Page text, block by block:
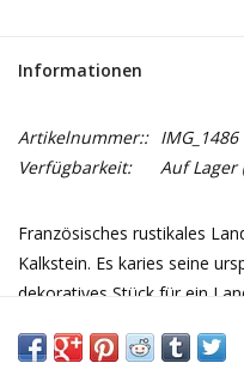
Informationen
Artikelnummer:: IMG_1486
Verfügbarkeit:
Auf Lager
Französisches rustikales
Kalkstein. Es karies seine
dekoratives Stück für ein
185 cm Außenlänge 72,83